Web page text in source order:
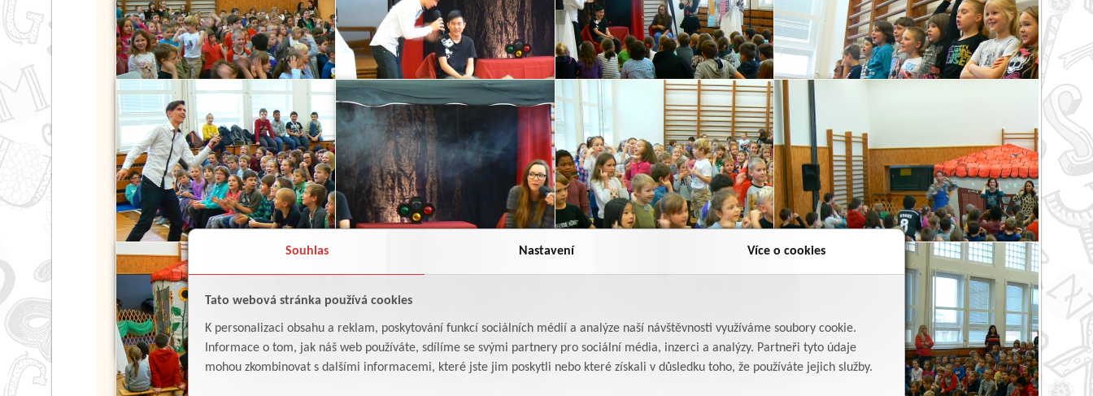
Souhlas Nastavení Více o cookies
Tato webová stránka používá cookies
K personalizaci obsahu a reklam, poskytování funkcí sociálních médií a analýze naší návštěvnosti využíváme soubory cookie.
Informace o tom, jak náš web používáte, sdílíme se svými partnery pro sociální média, inzerci a analýzy. Partneři tyto údaje
mohou zkombinovat s dalšími informacemi, které jste jim poskytli nebo které získali v důsledku toho, že používáte jejich služby.